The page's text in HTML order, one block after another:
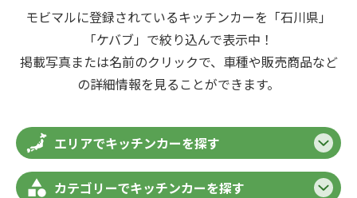
モビマルに登録されているキッチンカーを「石川県」
「ケバブ」で絞り込んで表示中！
掲載写真または名前のクリックで、車種や販売商品など
の詳細情報を見ることができます。
エリアでキッチンカーを探す
カテゴリーでキッチンカーを探す